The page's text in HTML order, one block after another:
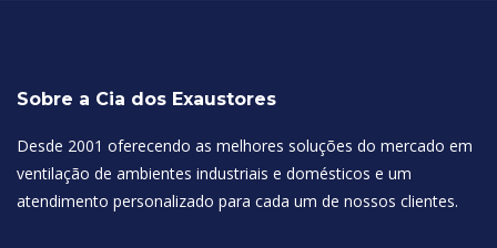
Sobre a Cia dos Exaustores
Desde 2001 oferecendo as melhores soluções do mercado em
ventilação de ambientes industriais e domésticos e um
atendimento personalizado para cada um de nossos clientes.